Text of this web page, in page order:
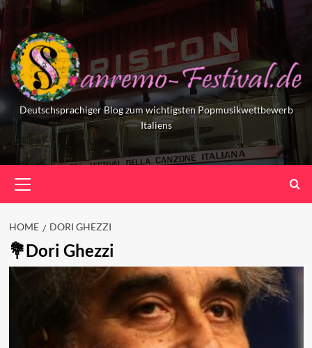
Skip
to
content
Deutschsprachiger Blog zum wichtigsten Popmusikwettbewerb
Italiens
Menu
HOME DORI GHEZZI
Dori Ghezzi